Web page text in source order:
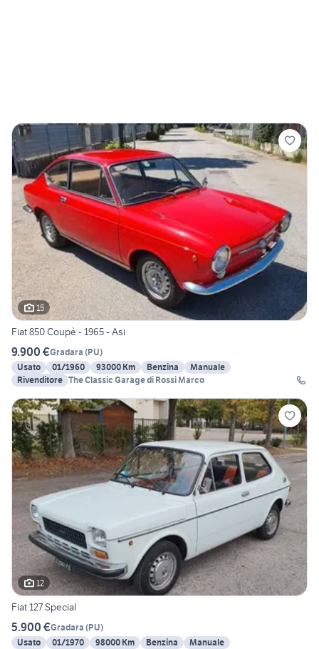
15
Fiat 850 Coupè - 1965 - Asi
9.900 €Gradara (PU)
Usato
01/1960 93000 Km Benzina
Manuale
Rivenditore The Classic Garage di Rossi Marco
12
Fiat 127 Special
5.900 €Gradara (PU)
Usato
01/1970 98000 Km Benzina
Manuale